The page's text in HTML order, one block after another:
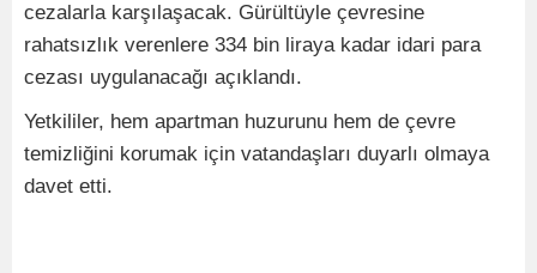
cezalarla karşılaşacak. Gürültüyle çevresine
rahatsızlık verenlere 334 bin liraya kadar idari para
cezası uygulanacağı açıklandı.
Yetkililer, hem apartman huzurunu hem de çevre
temizliğini korumak için vatandaşları duyarlı olmaya
davet etti.